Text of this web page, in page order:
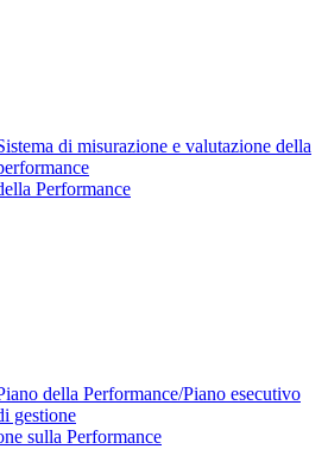
di misurazione e valutazione della
Performance
della Performance/Piano esecutivo
gestione
sulla Performance